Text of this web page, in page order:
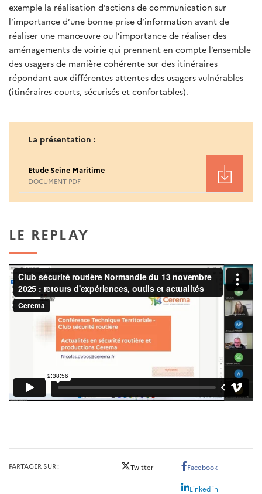
exemple la réalisation d’actions de communication sur
l’importance d’une bonne prise d’information avant de
réaliser une manœuvre ou l’importance de réaliser des
aménagements de voirie qui prennent en compte l’ensemble
des usagers de manière cohérente sur des itinéraires
répondant aux différentes attentes des usagers vulnérables
(itinéraires courts, sécurisés et confortables).
La présentation :
Etude Seine Maritime
DOCUMENT PDF
LE REPLAY
PARTAGER SUR Twitter Facebook
Linked in